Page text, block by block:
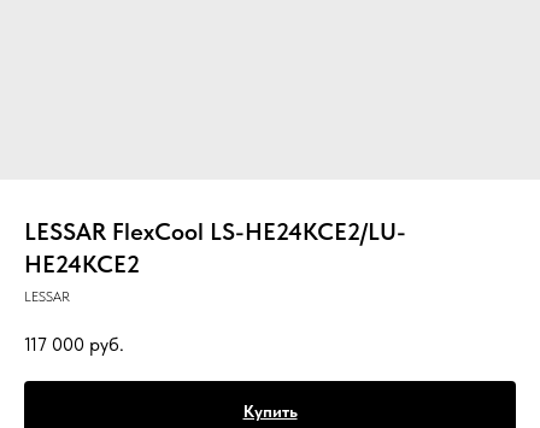
LESSAR FlexCool LS-HE24KCE2/LU-
HE24KCE2
LESSAR
117 000 руб.
Купить